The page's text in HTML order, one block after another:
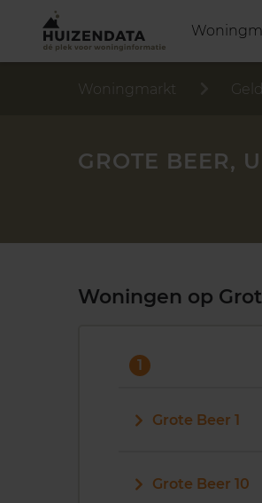
Woningmarkt
GROTE BEER,
Woningen op
1
Grote Beer 1
Grote Beer 10